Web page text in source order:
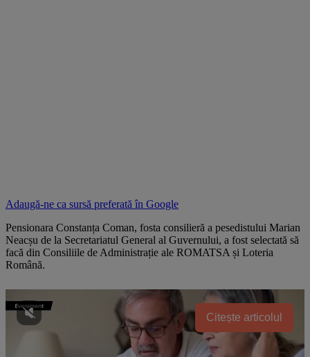
Adaugă-ne ca sursă preferată în Google
Pensionara Constanța Coman, fosta consilieră a pesedistului Marian
Neacșu de la Secretariatul General al Guvernului, a fost selectată să
facă din Consiliile de Administrație ale ROMATSA și Loteria
Română.
Citește articolul